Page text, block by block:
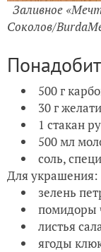
Заливное
Соколов/
500 г
30 г
1 стакан
500 мл
соль,
Для украшения:
зелень
помидоры
листья
ягоды